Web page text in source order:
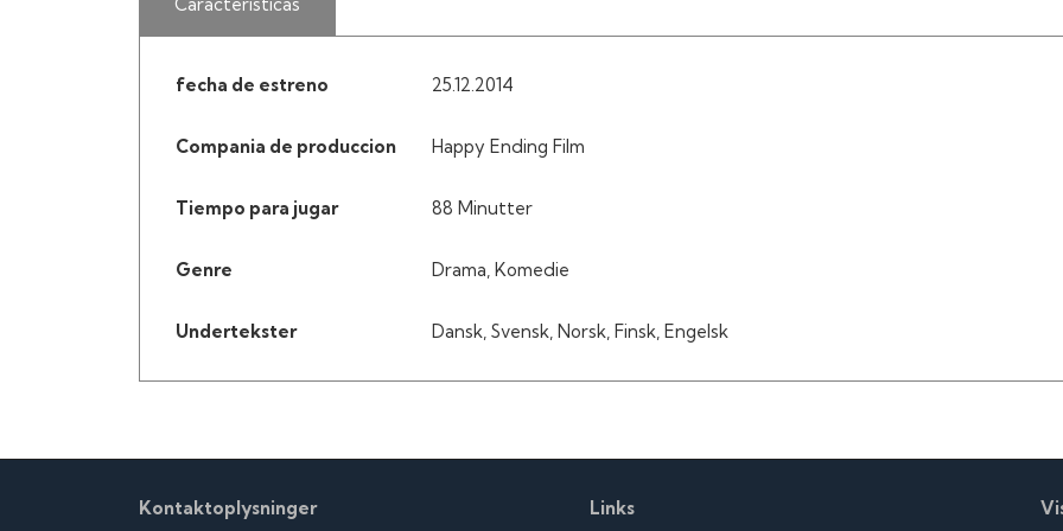
fecha de estreno 25.12.2014
Compania de produccion Happy Ending Film
Tiempo para jugar 88 Minutter
Genre Drama, Komedie
Undertekster Dansk, Svensk, Norsk, Finsk, Engelsk
Kontaktoplysninger Links